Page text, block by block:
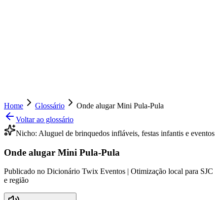
Home Glossário
Onde alugar Mini Pula-Pula
Voltar ao glossário
Nicho: Aluguel de brinquedos infláveis, festas infantis e eventos
Onde alugar Mini Pula-Pula
Publicado no Dicionário Twix Eventos | Otimização local para SJC
e região